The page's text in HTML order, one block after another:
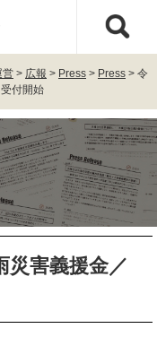
営 > 広報 > Press > Press > 令
付開始
災害義援金／